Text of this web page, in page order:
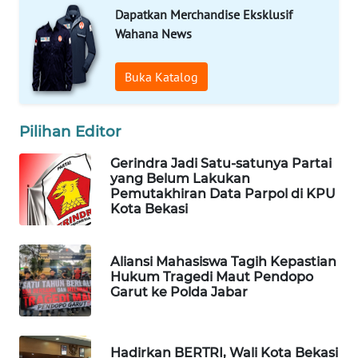
Dapatkan Merchandise Eksklusif
Wahana News
Buka Katalog
Pilihan Editor
Gerindra Jadi Satu-satunya Partai
yang Belum Lakukan
Pemutakhiran Data Parpol di KPU
Kota Bekasi
Aliansi Mahasiswa Tagih Kepastian
Hukum Tragedi Maut Pendopo
Garut ke Polda Jabar
Hadirkan BERTRI, Wali Kota Bekasi
MAWAKA
ID
MARTABAT
PLN
WATCH
MKLI
LPKKI
LKKI
KOPEKLIN